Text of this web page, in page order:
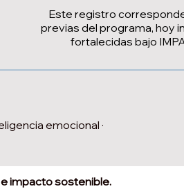
Este registro
previas del programa, hoy
fortalecidas bajo
emocional ·
impacto sostenible.